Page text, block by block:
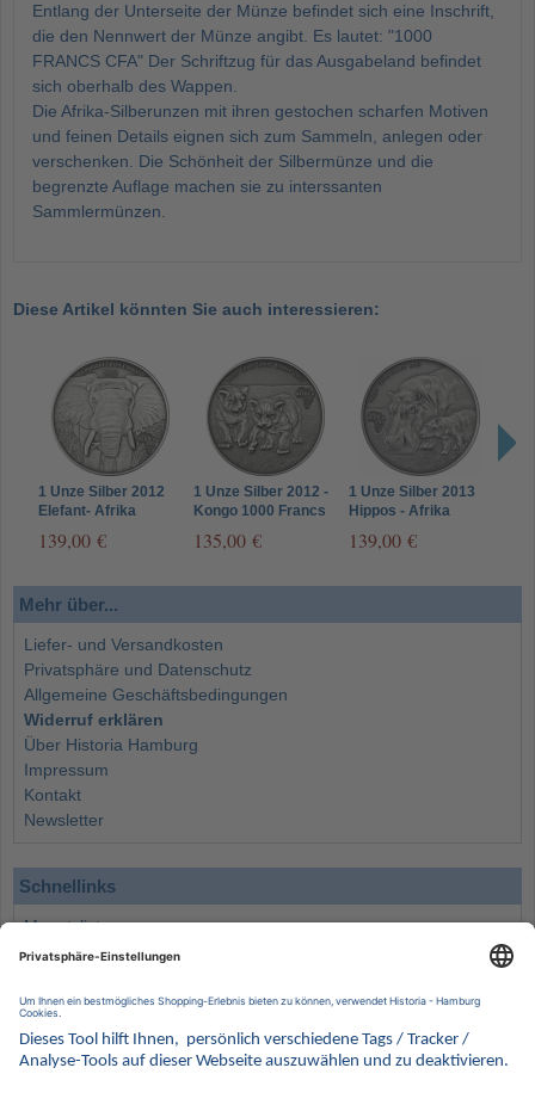
Entlang der Unterseite der Münze befindet sich eine Inschrift,
die den Nennwert der Münze angibt. Es lautet: "1000
FRANCS CFA" Der Schriftzug für das Ausgabeland befindet
sich oberhalb des Wappen.
Die Afrika-Silberunzen mit ihren gestochen scharfen Motiven
und feinen Details eignen sich zum Sammeln, anlegen oder
verschenken. Die Schönheit der Silbermünze und die
begrenzte Auflage machen sie zu interssanten
Sammlermünzen.
Diese Artikel könnten Sie auch interessieren:
1 Unze Silber 2012
Elefant- Afrika
Ounce
139,00 €
1 Unze Silber 2012 -
Kongo 1000 Francs
Ounce
135,00 €
1 Unze Silber 2013
Hippos - Afrika
Ounce
139,00 €
Mehr über...
Liefer- und Versandkosten
Privatsphäre und Datenschutz
Allgemeine Geschäftsbedingungen
Widerruf erklären
Über Historia Hamburg
Impressum
Kontakt
Newsletter
Schnellinks
Monatsliste
Angebote
Wissenswertes
Kontakt